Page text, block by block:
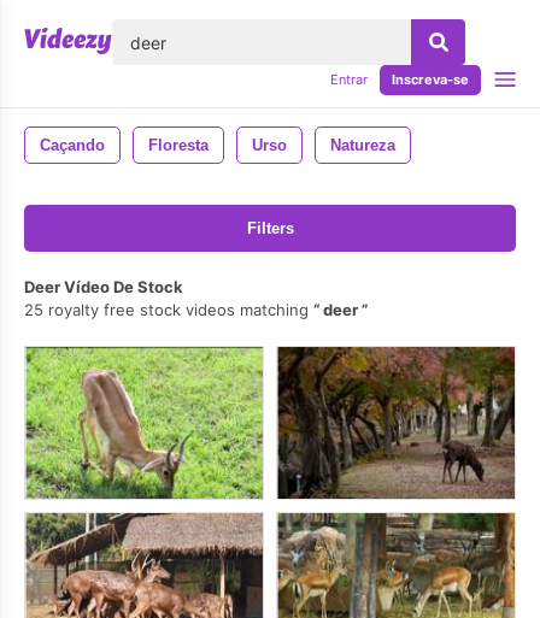
Entrar Inscreva-se
Caçando Floresta Urso Natureza
Filters
Deer Vídeo De Stock
25 royalty free stock videos matching
deer